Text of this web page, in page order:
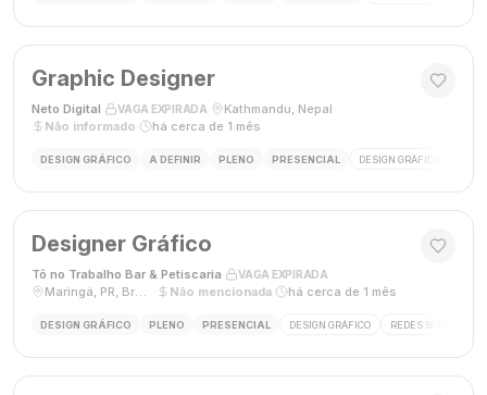
Graphic Designer
Neto Digital VAGA EXPIRADA Kathmandu, Nepal
Não informado
há cerca de 1 mês
DESIGN GRÁFICO A DEFINIR PLENO PRESENCIAL DESIGN GRÁFICO
Designer Gráfico
Tô no Trabalho Bar & Petiscaria VAGA EXPIRADA
Maringá, PR, Brasil
Não mencionada há cerca de 1 mês
DESIGN GRÁFICO PLENO PRESENCIAL DESIGN GRÁFICO REDES SOCIAIS